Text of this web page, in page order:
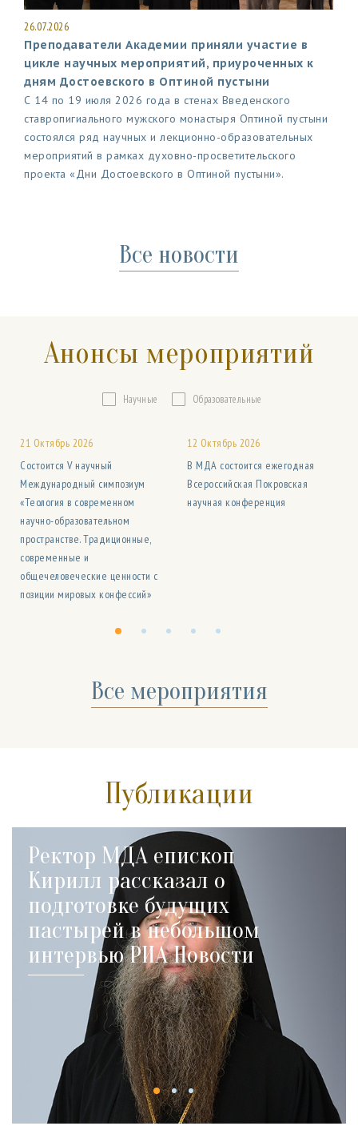
26.07.2026
Преподаватели Академии приняли участие в
цикле научных мероприятий, приуроченных к
дням Достоевского в Оптиной пустыни
С 14 по 19 июля 2026 года в стенах Введенского
ставропигиального мужского монастыря Оптиной пустыни
состоялся ряд научных и лекционно-образовательных
мероприятий в рамках духовно-просветительского
проекта «Дни Достоевского в Оптиной пустыни».
Все новости
Анонсы мероприятий
Научные Образовательные
21 Октябрь 2026
Состоится V научный
Международный симпозиум
«Теология в современном
научно-образовательном
пространстве. Традиционные,
современные и
общечеловеческие ценности с
позиции мировых конфессий»
12 Октябрь 2026
В МДА состоится ежегодная
Всероссийская Покровская
научная конференция
Все мероприятия
Публикации
Ректор МДА епископ
Кирилл рассказал о
подготовке будущих
пастырей в небольшом
интервью РИА Новости